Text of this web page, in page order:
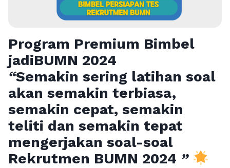
Program Premium Bimbel
jadiBUMN 2024
“Semakin sering latihan soal
akan semakin terbiasa,
semakin cepat, semakin
teliti dan semakin tepat
mengerjakan soal-soal
Rekrutmen BUMN 2024 ”